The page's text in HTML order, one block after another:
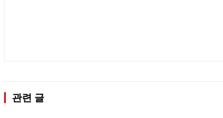
관련 글